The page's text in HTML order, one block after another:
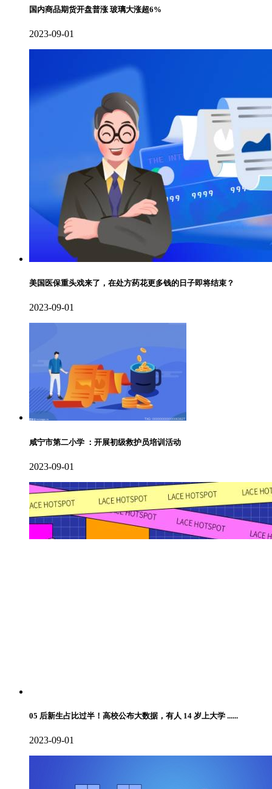
国内商品期货开盘普涨 玻璃大涨超6%
2023-09-01
美国医保重头戏来了，在处方药花更多钱的日子即将结束？
2023-09-01
咸宁市第二小学 ：开展初级救护员培训活动
2023-09-01
05 后新生占比过半！高校公布大数据，有人 14 岁上大学 ......
2023-09-01